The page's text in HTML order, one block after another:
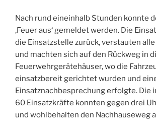
Nach rund eineinhalb Stunden konnte
‚Feuer aus‘ gemeldet werden. Die
die Einsatzstelle zurück, verstauten
und machten sich auf den Rückweg in
Feuerwehrgerätehäuser, wo die
einsatzbereit gerichtet wurden und
Einsatznachbesprechung erfolgte. Die
60 Einsatzkräfte konnten gegen drei
und wohlbehalten den Nachhauseweg